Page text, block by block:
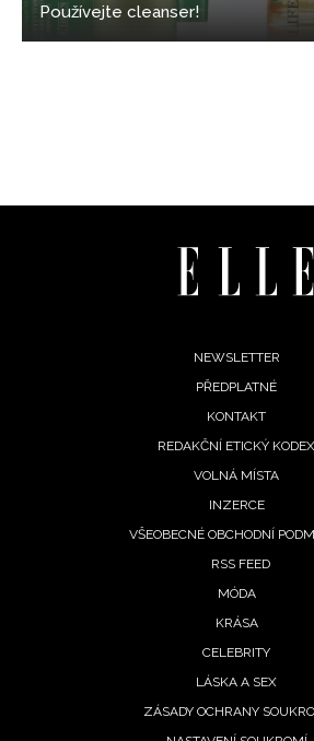
NEWSLETTER
Používejte cleanser!
NEWSLETTER
PŘEDPLATNÉ
KONTAKT
REDAKČNÍ ETICKÝ KODEX
VOLNÁ MÍSTA
INZERCE
VŠEOBECNÉ OBCHODNÍ
RSS FEED
MÓDA
KRÁSA
CELEBRITY
LÁSKA A SEX
ZÁSADY OCHRANY